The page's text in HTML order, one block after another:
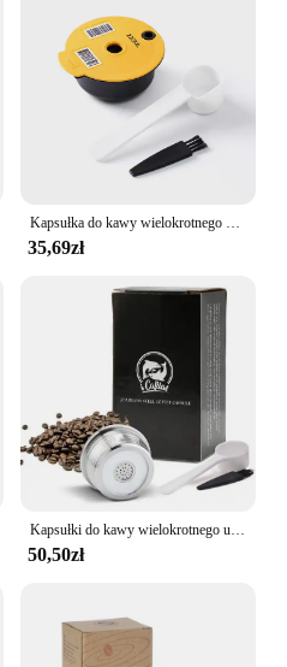
Kapsułka do kawy wielokrotnego użytku Bosch do ekspresu Tassimo BOSCH Kubek filtrujący do wielokrotnego napełniania Ekspres do espresso 60ml/180ml/200ml/220ml icafilas
35,69zł
Kapsułki do kawy wielokrotnego użytku ze stali nierdzewnej Kuchenne kapsułki do kawy wielokrotnego użytku Filtr kubka kompatybilny z akcesoriami do kawy Delta Q
50,50zł